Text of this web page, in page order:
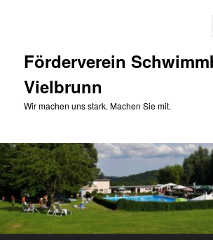
Förderverein
Vielbrunn
Wir machen uns stark. Machen Sie mit.